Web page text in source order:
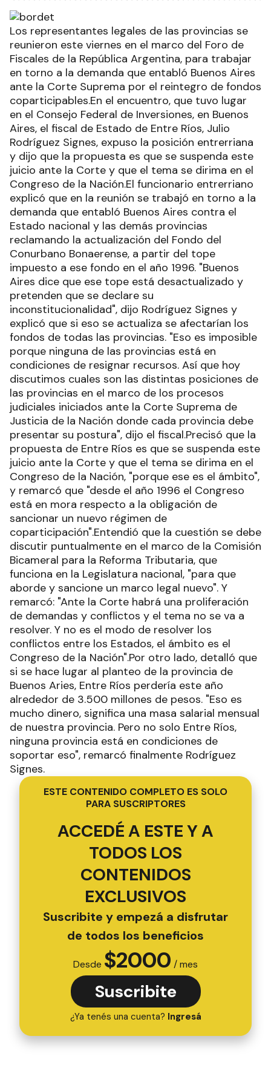
Los representantes legales de las provincias se
reunieron este viernes en el marco del Foro de
Fiscales de la República Argentina, para trabajar
en torno a la demanda que entabló Buenos Aires
ante la Corte Suprema por el reintegro de fondos
coparticipables.En el encuentro, que tuvo lugar
en el Consejo Federal de Inversiones, en Buenos
Aires, el fiscal de Estado de Entre Ríos, Julio
Rodríguez Signes, expuso la posición entrerriana
y dijo que la propuesta es que se suspenda este
juicio ante la Corte y que el tema se dirima en el
Congreso de la Nación.El funcionario entrerriano
explicó que en la reunión se trabajó en torno a la
demanda que entabló Buenos Aires contra el
Estado nacional y las demás provincias
reclamando la actualización del Fondo del
Conurbano Bonaerense, a partir del tope
impuesto a ese fondo en el año 1996. "Buenos
Aires dice que ese tope está desactualizado y
pretenden que se declare su
inconstitucionalidad", dijo Rodríguez Signes y
explicó que si eso se actualiza se afectarían los
fondos de todas las provincias. "Eso es imposible
porque ninguna de las provincias está en
condiciones de resignar recursos. Así que hoy
discutimos cuales son las distintas posiciones de
las provincias en el marco de los procesos
judiciales iniciados ante la Corte Suprema de
Justicia de la Nación donde cada provincia debe
presentar su postura", dijo el fiscal.Precisó que la
propuesta de Entre Ríos es que se suspenda este
juicio ante la Corte y que el tema se dirima en el
Congreso de la Nación, "porque ese es el ámbito",
y remarcó que "desde el año 1996 el Congreso
está en mora respecto a la obligación de
sancionar un nuevo régimen de
coparticipación".Entendió que la cuestión se debe
discutir puntualmente en el marco de la Comisión
Bicameral para la Reforma Tributaria, que
funciona en la Legislatura nacional, "para que
aborde y sancione un marco legal nuevo". Y
remarcó: "Ante la Corte habrá una proliferación
de demandas y conflictos y el tema no se va a
resolver. Y no es el modo de resolver los
conflictos entre los Estados, el ámbito es el
Congreso de la Nación".Por otro lado, detalló que
si se hace lugar al planteo de la provincia de
Buenos Aries, Entre Ríos perdería este año
alrededor de 3.500 millones de pesos. "Eso es
mucho dinero, significa una masa salarial mensual
de nuestra provincia. Pero no solo Entre Ríos,
ninguna provincia está en condiciones de
soportar eso", remarcó finalmente Rodríguez
Signes.
ESTE CONTENIDO COMPLETO ES SOLO
PARA SUSCRIPTORES
ACCEDÉ A ESTE Y A
TODOS LOS
CONTENIDOS
EXCLUSIVOS
Suscribite y empezá a disfrutar
de todos los beneficios
Desde $2000 / mes
Suscribite
¿Ya tenés una cuenta? Ingresá